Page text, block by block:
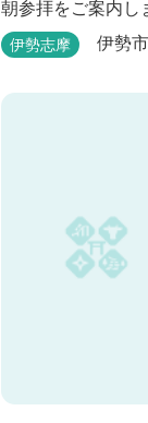
朝参拝をご案内し
ださい。
伊勢志摩 伊勢市